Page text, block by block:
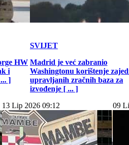
HW
i
]
SVIJET
Madrid je već zabranio
Washingtonu korištenje
upravljanih zračnih baza za
izvođenje [ ... ]
13 Lip 2026 09:12 09